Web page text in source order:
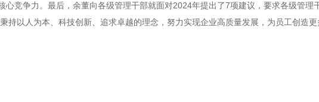
竞争力。最后，余董向各级管理干部就面对2024年提出了7项建议，要求各级管理
持以人为本、科技创新、追求卓越的理念，努力实现企业高质量发展，为员工创造